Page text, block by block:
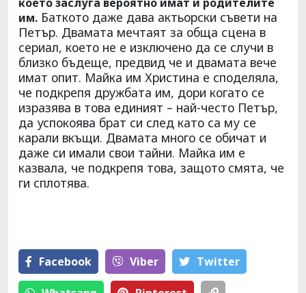
им. Баткото даже дава актьорски съвети на
Петър. Двамата мечтаят за обща сцена в
сериал, което не е изключено да се случи в
близко бъдеще, предвид че и двамата вече
имат опит. Майка им Христина е споделяла,
че подкрепя дружбата им, дори когато се
изразява в това единият – най-често Петър,
да успокоява брат си след като са му се
карали вкъщи. Двамата много се обичат и
даже си имали свои тайни. Майка им е
казвала, че подкрепя това, защото смята, че
ги сплотява.
Facebook Viber Тwitter